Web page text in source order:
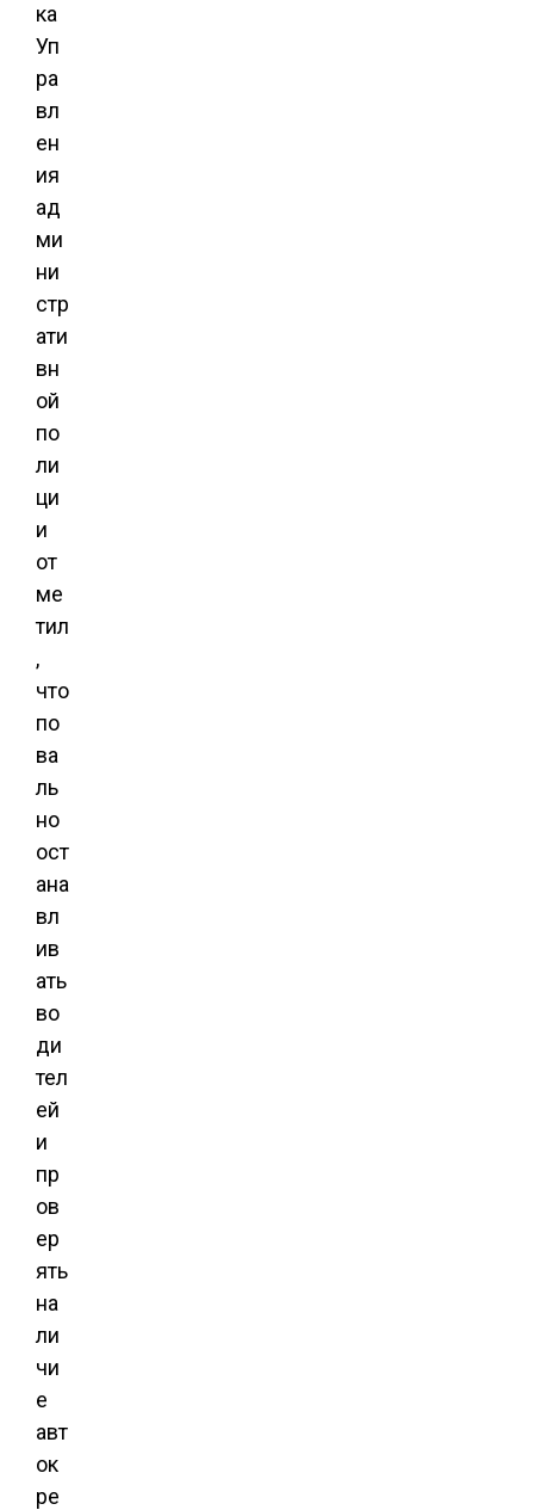
ка
Уп
ра
вл
ен
ия
ад
ми
ни
стр
ати
вн
ой
по
ли
ци
и
от
ме
тил
,
что
по
ва
ль
но
ост
ана
вл
ив
ать
во
ди
тел
ей
и
пр
ов
ер
ять
на
ли
чи
е
авт
ок
ре